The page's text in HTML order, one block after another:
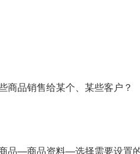
商品销售给某个、某些客户？
品—商品资料—选择需要设